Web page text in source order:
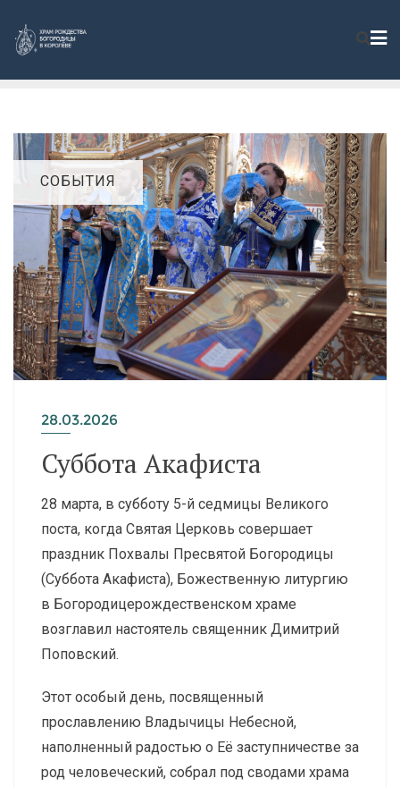
СОБЫТИЯ
28.03.2026
Суббота Акафиста
28 марта, в субботу 5-й седмицы Великого
поста, когда Святая Церковь совершает
праздник Похвалы Пресвятой Богородицы
(Суббота Акафиста), Божественную литургию
в Богородицерождественском храме
возглавил настоятель священник Димитрий
Поповский.
Этот особый день, посвященный
прославлению Владычицы Небесной,
наполненный радостью о Её заступничестве за
род человеческий, собрал под сводами храма